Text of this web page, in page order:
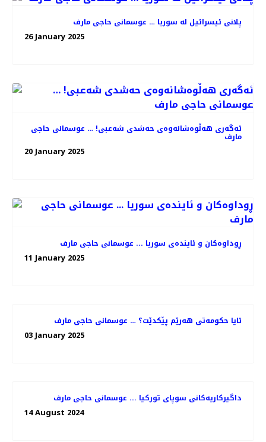
پلانی ئیسرائیل لە سوریا … عوسمانی حاجی مارف
26 January 2025
ئەگەری هەڵوەشانەوەی حەشدی شەعبی! … عوسمانی حاجی
مارف
20 January 2025
ڕوداوەکان و ئایندەی سوریا ... عوسمانی حاجی مارف
11 January 2025
ئایا حکومەتی هەرێم پێکدێت؟ … عوسمانی حاجی مارف
03 January 2025
داگیرکاریەکانی سوپای تورکیا ... عوسمانی حاجی مارف
14 August 2024